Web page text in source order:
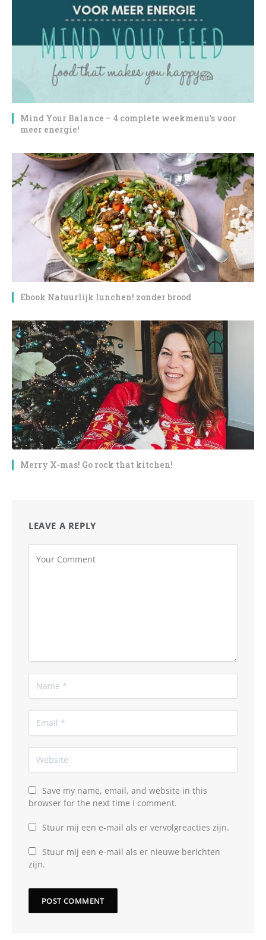
Mind Your Balance – 4 complete weekmenu’s voor
meer energie!
Ebook Natuurlijk lunchen! zonder brood
Merry X-mas! Go rock that kitchen!
LEAVE A REPLY
Save my name, email, and website in this
browser for the next time I comment.
Stuur mij een e-mail als er vervolgreacties zijn.
Stuur mij een e-mail als er nieuwe berichten
zijn.